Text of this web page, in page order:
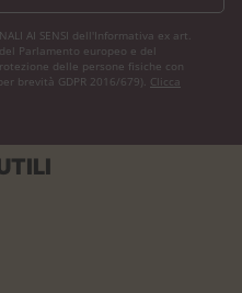
AI SENSI dell'Informativa ex art.
Parlamento europeo e del
delle persone fisiche con
brevità GDPR 2016/679). Clicca